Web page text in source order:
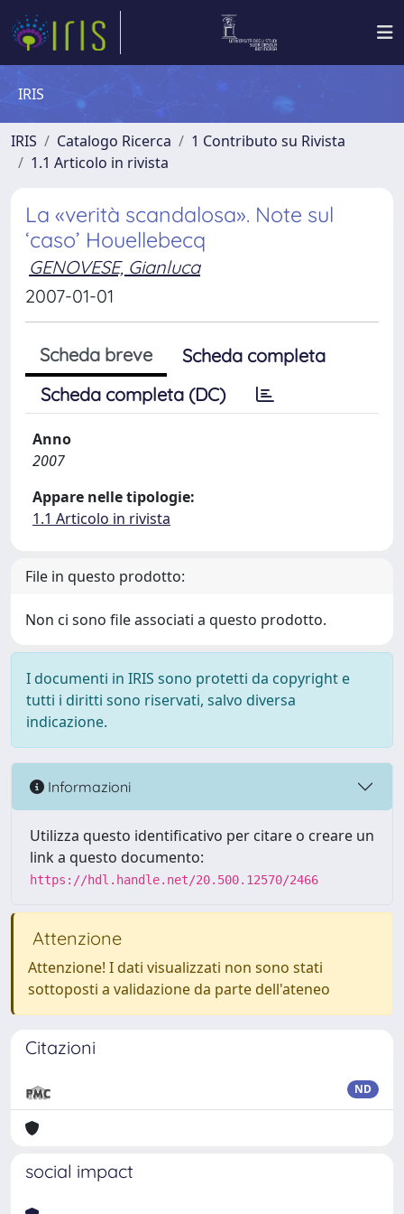
IRIS
IRIS Catalogo Ricerca
1 Contributo su Rivista
1.1 Articolo in rivista
La «verità scandalosa». Note sul
‘caso’ Houellebecq
GENOVESE, Gianluca
2007-01-01
Scheda breve
Scheda completa
Scheda completa (DC)
Anno
2007
Appare nelle tipologie:
1.1 Articolo in rivista
File in questo prodotto:
Non ci sono file associati a questo prodotto.
I documenti in IRIS sono protetti da copyright e
tutti i diritti sono riservati, salvo diversa
indicazione.
Informazioni
Utilizza questo identificativo per citare o creare un
link a questo documento:
https://hdl.handle.net/20.500.12570/2466
Attenzione
Attenzione! I dati visualizzati non sono stati
sottoposti a validazione da parte dell'ateneo
Citazioni
ND
social impact